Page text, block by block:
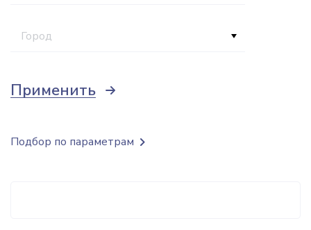
Город
Применить
Подбор по параметрам